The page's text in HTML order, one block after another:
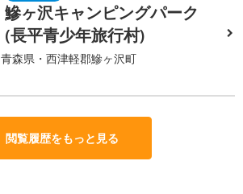
鰺ヶ沢キャンピングパーク
(長平青少年旅行村)
青森県・西津軽郡鰺ヶ沢町
閲覧履歴をもっと見る